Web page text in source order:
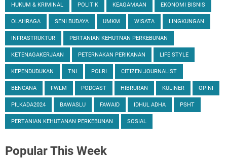
HUKUM & KRIMINAL POLITIK KEAGAMAAN EKONOMI BISNIS
OLAHRAGA SENI BUDAYA UMKM WISATA LINGKUNGAN
INFRASTRUKTUR PERTANIAN KEHUTNAN PERKEBUNAN
KETENAGAKERJAAN PETERNAKAN PERIKANAN LIFE STYLE
KEPENDUDUKAN TNI POLRI CITIZEN JOURNALIST
BENCANA FWLM PODCAST HIBRURAN KULINER OPINI
PILKADA2024 BAWASLU FAWAID IDHUL ADHA PSHT
PERTANIAN KEHUTANAN PERKEBUNAN SOSIAL
PopularThis Week